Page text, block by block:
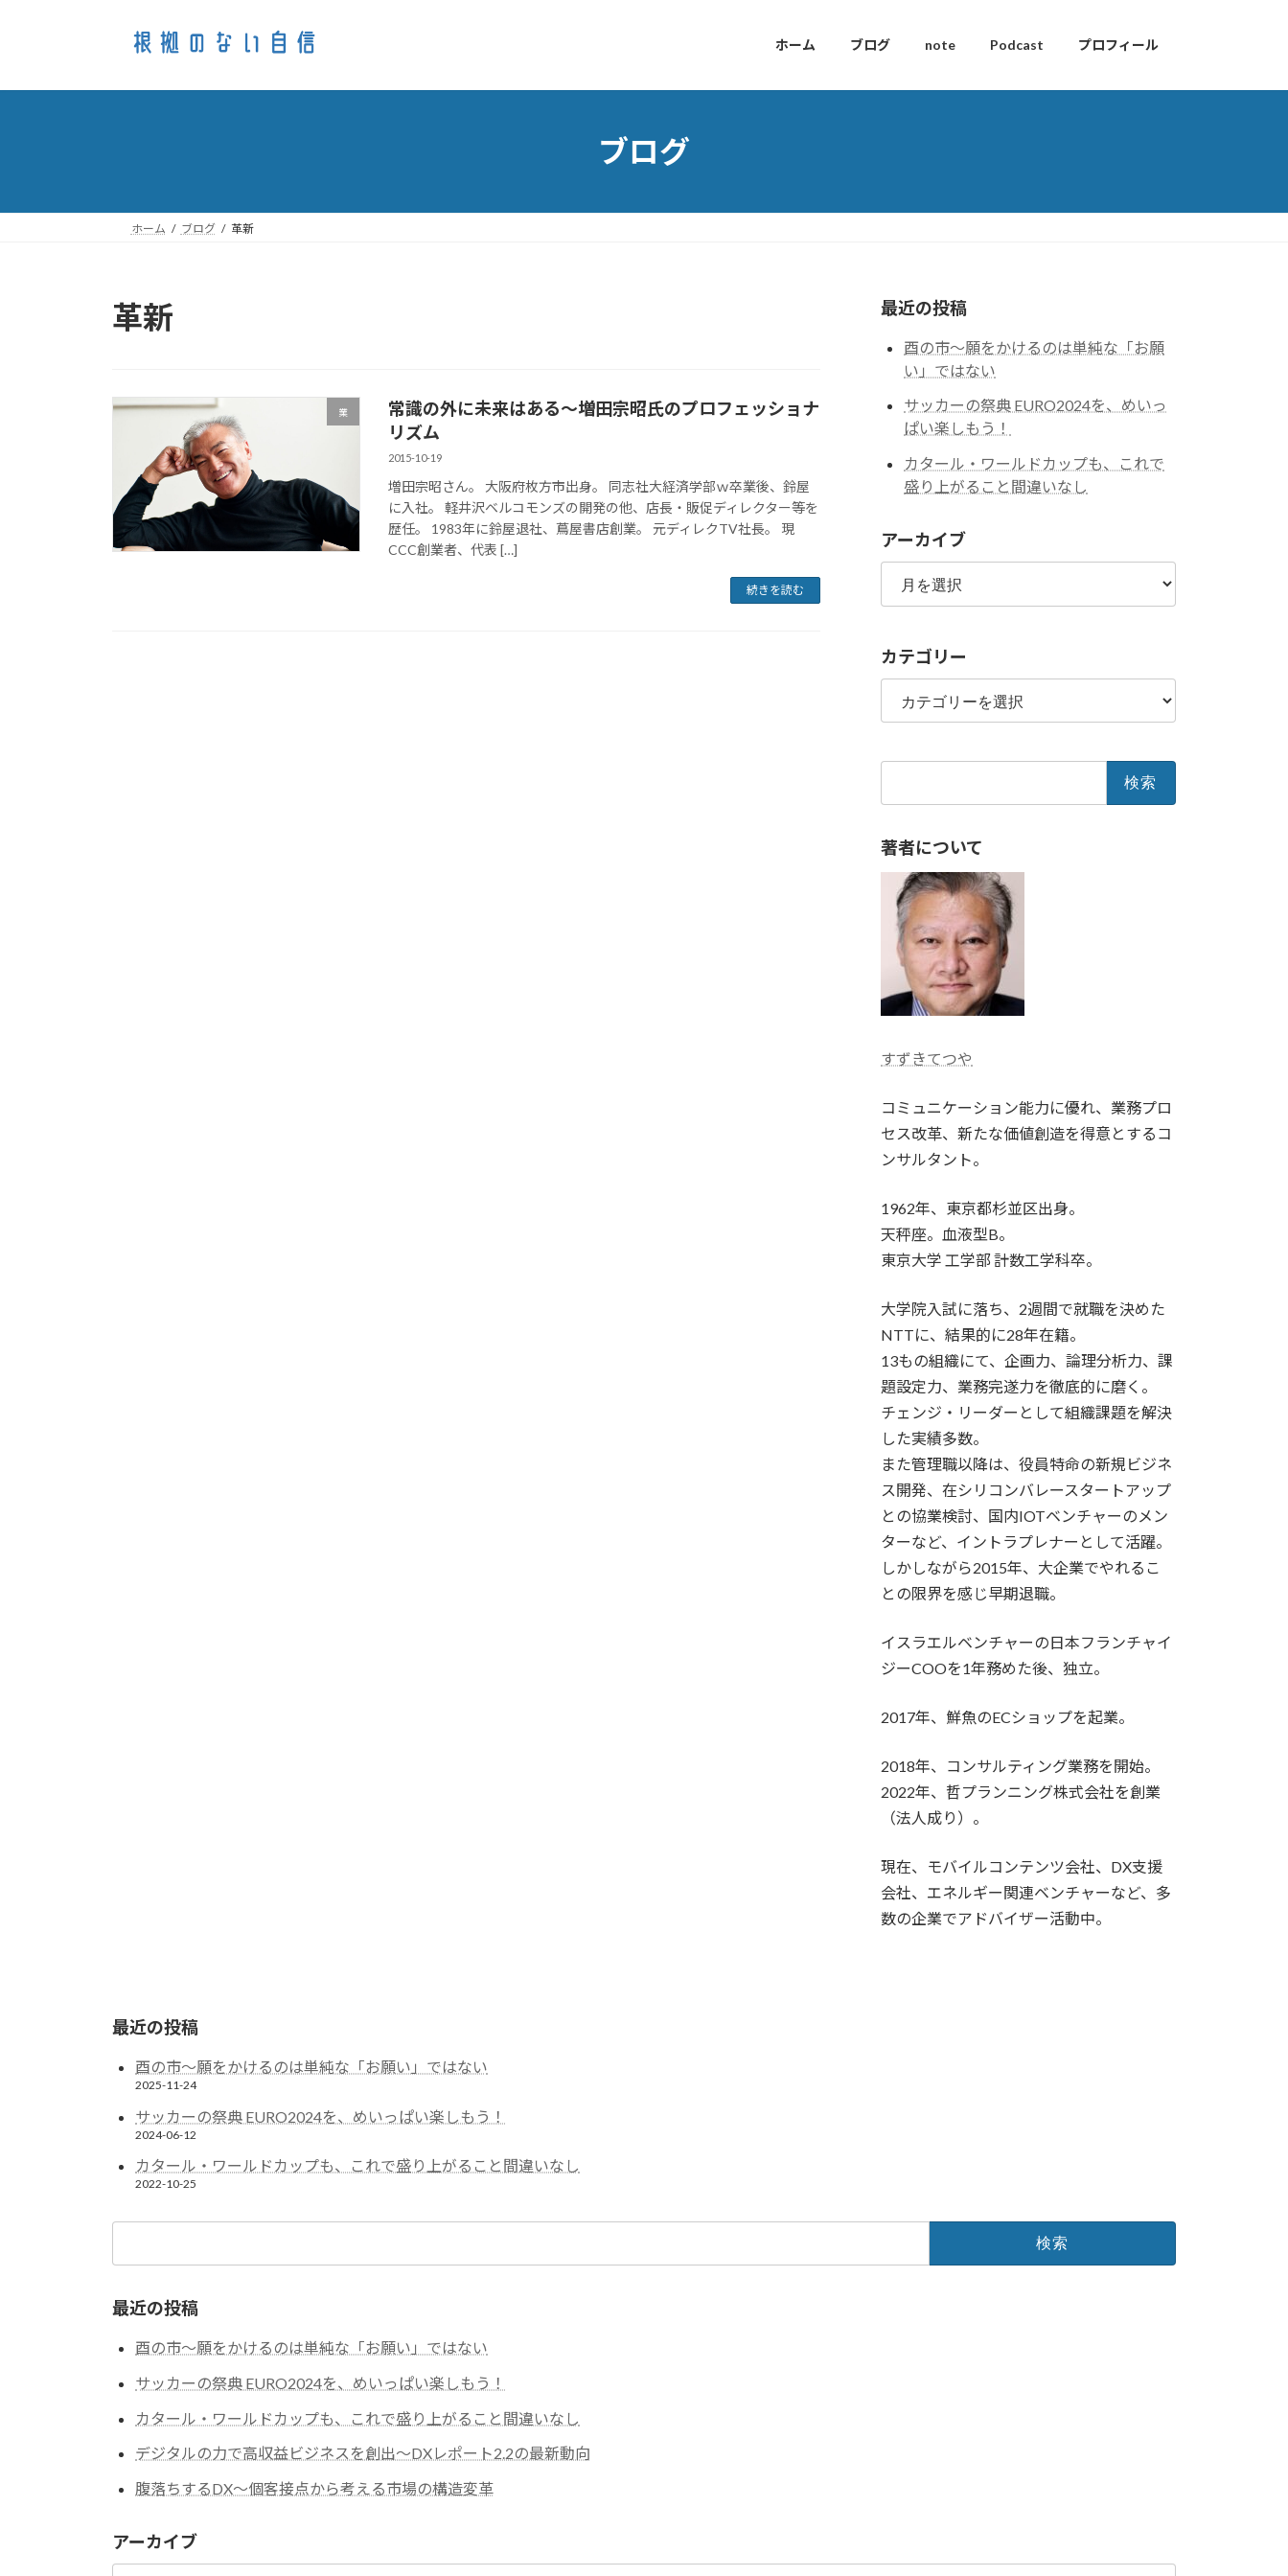
プ
動
ホーム ブログ note Podcast プロフィール
ブログ
ホーム ブログ 革新
革新
業
常識の外に未来はある～増田宗昭氏 のプロフェッショナ
リズム
2015-10-19
増田宗昭さん。 大阪府枚方市出身。 同志社大経済学部ｗ卒業後、鈴屋
に入社。 軽井沢ベルコモンズの開発の他、店長・販促ディレクター等を
歴任。 1983年に鈴屋退社、蔦屋書店創業。 元ディレクTV社長。 現
CCC創業者、代表 […]
続きを読む
最近の投稿
酉の市～願をかけるのは単純な「お願
い」ではない
サッカーの祭典 EURO2024を、めいっ
ぱい楽しもう！
カタール・ワールドカップも、これで
盛り上がること間違いなし
アーカイブ
ア
カ
ブ
カテゴリー
カ
ゴ
著者について
すずきてつや
コミュニケーション能力に優れ、業務プロ
セス改革、新たな価値創造を得意とするコ
ンサルタント。
1962年、東京都杉並区出身。
天秤座。血液型B。
東京大学 工学部 計数工学科卒。
大学院入試に落ち、2週間で就職を決めた
NTTに、結果的に28年在籍。
13もの組織にて、企画力、論理分析力、課
題設定力、業務完遂力を徹底的に磨く。
チェンジ・リーダーとして組織課題を解決
した実績多数。
また管理職以降は、役員特命の新規ビジネ
ス開発、在シリコンバレースタートアップ
との協業検討、国内IOTベンチャーのメン
ターなど、イントラプレナーとして活躍。
しかしながら2015年、大企業でやれるこ
との限界を感じ早期退職。
イスラエルベンチャーの日本フランチャイ
ジーCOOを1年務めた後、独立。
2017年、鮮魚のECショップを起業。
2018年、コンサルティング業務を開始。
2022年、哲プランニング株式会社を創業
（法人成り）。
現在、モバイルコンテンツ会社、DX支援
会社、エネルギー関連ベンチャーなど、多
数の企業でアドバイザー活動中。
最近の投稿
酉の市～願をかけるのは単純な「お願い」ではない
2025-11-24
サッカーの祭典 EURO2024を、めいっぱい楽しもう！
2024-06-12
カタール・ワールドカップも、これで盛り上がること間違いなし
2022-10-25
最近の投稿
酉の市～願をかけるのは単純な「お願い」ではない
サッカーの祭典 EURO2024を、めいっぱい楽しもう！
カタール・ワールドカップも、これで盛り上がること間違いなし
デジタルの力で高収益ビジネスを創出～DXレポート2.2の最新動向
腹落ちするDX〜個客接点から考える市場の構造変革
アーカイブ
ア